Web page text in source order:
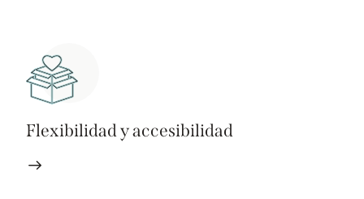
Flexibilidad y accesibilidad